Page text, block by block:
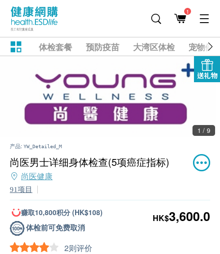
1
体检套餐 预防疫苗 大湾区体检 宠物健
送礼物
1 / 9
产品: YW_Detailed_M
尚医男士详细身体检查(5项癌症指标)
尚医健康
91项目
赚取10,800积分 (HK$108)
体检前可免费取消
2则评价
HK$3,600.0